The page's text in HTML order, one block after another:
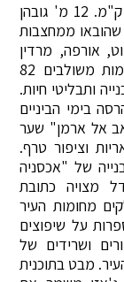
את העיר העתיקה סובבות חומות באורך 5.5 ק"מ. 12 מ' גובהן
שהובאו ממחצבות
4 שערים (הרפוט, אורפה, מרדין
ודיקלה [לעיתים נקרא השער החדש]). בחומות משולבים 82
ותבליטי חיות.
בימי הביניים
אל ארמן" שער
מעל לשער מצוי תבליט של 2 אריות וציפור טרף.
של "אכסניה
המגדל מצויה כתובת
מחומות העיר
על שיפוצים
המאות 12-9. עיטורים ושרידים של
מבט בתוכנית